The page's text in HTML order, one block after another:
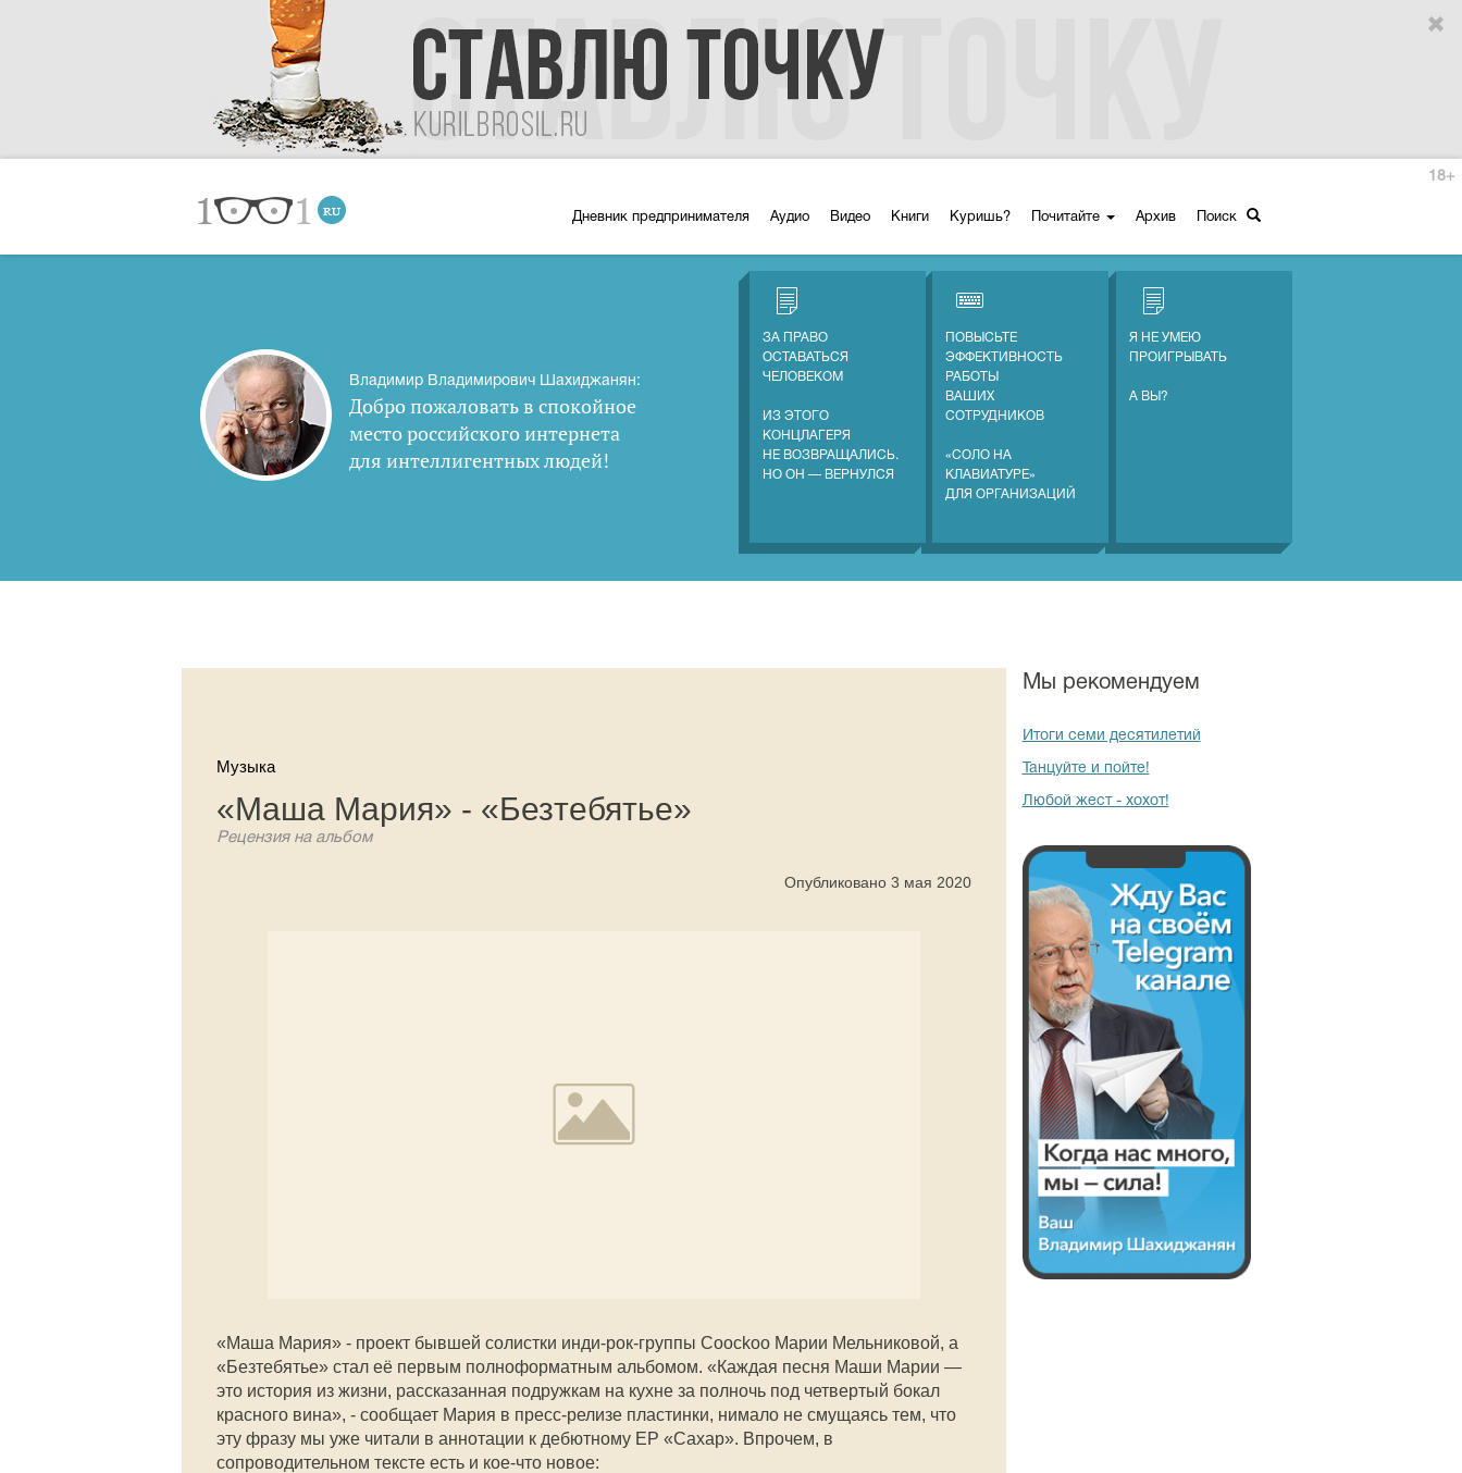
Дневник предпринимателя Аудио Видео Книги Куришь? Почитайте Архив Поиск
18+
Владимир Владимирович Шахиджанян:
Добро пожаловать в спокойное
место российского интернета
для интеллигентных людей!
ЗА ПРАВО
ОСТАВАТЬСЯ
ЧЕЛОВЕКОМ
ИЗ ЭТОГО
КОНЦЛАГЕРЯ
НЕ ВОЗВРАЩАЛИСЬ.
НО ОН — ВЕРНУЛСЯ
ПОВЫСЬТЕ
ЭФФЕКТИВНОСТЬ
РАБОТЫ
ВАШИХ
СОТРУДНИКОВ
«СОЛО НА
КЛАВИАТУРЕ»
ДЛЯ ОРГАНИЗАЦИЙ
Я НЕ УМЕЮ
ПРОИГРЫВАТЬ
А ВЫ?
Музыка
«Маша Мария» - «Безтебятье»
Рецензия на альбом
Опубликовано 3 мая 2020
«Маша Мария» - проект бывшей солистки инди-рок-группы Coockoo Марии Мельниковой, а
«Безтебятье» стал её первым полноформатным альбомом. «Каждая песня Маши Марии —
это история из жизни, рассказанная подружкам на кухне за полночь под четвертый бокал
красного вина», - сообщает Мария в пресс-релизе пластинки, нимало не смущаясь тем, что
эту фразу мы уже читали в аннотации к дебютному EP «Сахар». Впрочем, в
сопроводительном тексте есть и кое-что новое:
Мы рекомендуем
Итоги семи десятилетий
Танцуйте и пойте!
Любой жест - хохот!